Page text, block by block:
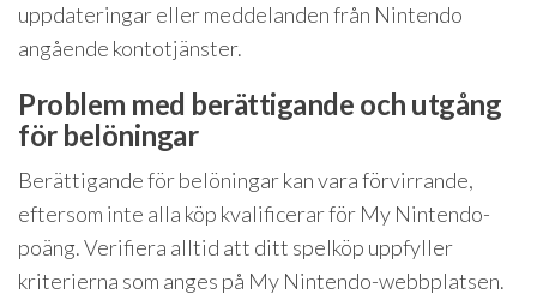
uppdateringar eller meddelanden från Nintendo
angående kontotjänster.
Problem med berättigande och utgång
för belöningar
Berättigande för belöningar kan vara förvirrande,
eftersom inte alla köp kvalificerar för My Nintendo-
poäng. Verifiera alltid att ditt spelköp uppfyller
kriterierna som anges på My Nintendo-webbplatsen.